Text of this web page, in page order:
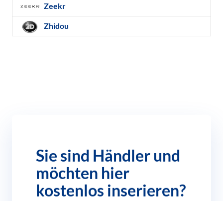
Zeekr
Zhidou
Sie sind Händler und
möchten hier
kostenlos inserieren?